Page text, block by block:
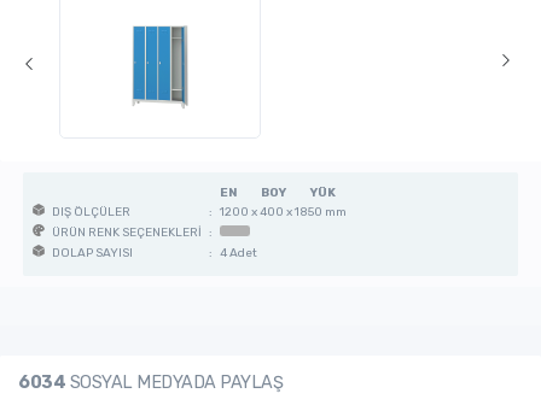
EN BOY
YÜK
DIŞ ÖLÇÜLER
: 1200 x 400 x 1850 mm
ÜRÜN RENK SEÇENEKLERİ :
DOLAP SAYISI
: 4 Adet
6034 SOSYAL MEDYADA PAYLAŞ